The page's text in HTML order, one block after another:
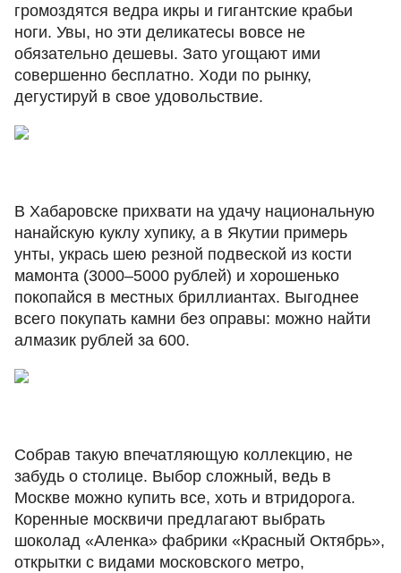
громоздятся ведра икры и гигантские крабьи
ноги. Увы, но эти деликатесы вовсе не
обязательно дешевы. Зато угощают ими
совершенно бесплатно. Ходи по рынку,
дегустируй в свое удовольствие.
В Хабаровске прихвати на удачу национальную
нанайскую куклу хупику, а в Якутии примерь
унты, укрась шею резной подвеской из кости
мамонта (3000‒5000 рублей) и хорошенько
покопайся в местных бриллиантах. Выгоднее
всего покупать камни без оправы: можно найти
алмазик рублей за 600.
Собрав такую впечатляющую коллекцию, не
забудь о столице. Выбор сложный, ведь в
Москве можно купить все, хоть и втридорога.
Коренные москвичи предлагают выбрать
шоколад «Аленка» фабрики «Красный Октябрь»,
открытки с видами московского метро,